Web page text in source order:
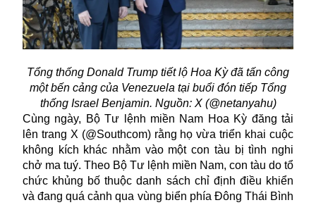
Tổng thống Donald Trump tiết lộ Hoa Kỳ đã tấn công
một bến cảng của Venezuela tại buổi đón tiếp Tổng
thống Israel Benjamin. Nguồn: X (@netanyahu)
Cùng ngày, Bộ Tư lệnh miền Nam Hoa Kỳ đăng tải
lên trang X (@Southcom) rằng họ vừa triển khai cuộc
không kích khác nhằm vào một con tàu bị tình nghi
chở ma tuý. Theo Bộ Tư lệnh miền Nam, con tàu do tổ
chức khủng bố thuộc danh sách chỉ định điều khiển
và đang quá cảnh qua vùng biển phía Đông Thái Bình